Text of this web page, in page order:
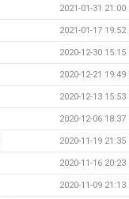
2021-01-31 21:00
2021-01-17 19:52
2020-12-30 15:15
2020-12-21 19:49
2020-12-13 15:53
2020-12-06 18:37
2020-11-19 21:35
2020-11-16 20:23
2020-11-09 21:13